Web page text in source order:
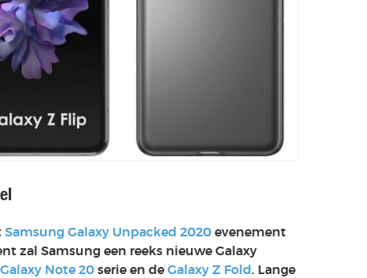
Samsung Galaxy Unpacked 2020 evenement
zal Samsung een reeks nieuwe Galaxy
Galaxy Note 20 serie en de Galaxy Z Fold. Lange